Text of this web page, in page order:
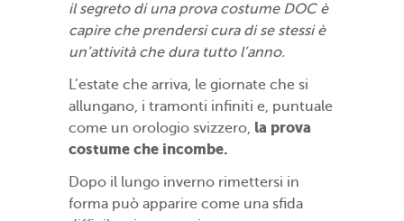
il segreto di una prova costume DOC è
capire che prendersi cura di se stessi è
un’attività che dura tutto l’anno.
L’estate che arriva, le giornate che si
allungano, i tramonti infiniti e, puntuale
come un orologio svizzero, la prova
costume che incombe.
Dopo il lungo inverno rimettersi in
forma può apparire come una sfida